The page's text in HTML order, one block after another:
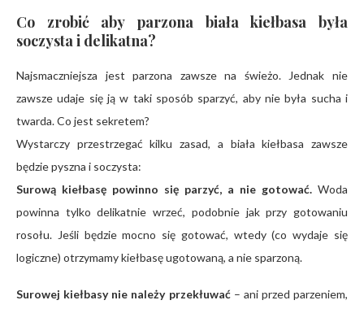
Co zrobić aby parzona biała kiełbasa była
soczysta i delikatna?
Najsmaczniejsza jest parzona zawsze na świeżo. Jednak nie
zawsze udaje się ją w taki sposób sparzyć, aby nie była sucha i
twarda. Co jest sekretem?
Wystarczy przestrzegać kilku zasad, a biała kiełbasa zawsze
będzie pyszna i soczysta:
Surową kiełbasę powinno się parzyć, a nie gotować. Woda
powinna tylko delikatnie wrzeć, podobnie jak przy gotowaniu
rosołu. Jeśli będzie mocno się gotować, wtedy (co wydaje się
logiczne) otrzymamy kiełbasę ugotowaną, a nie sparzoną.
Surowej kiełbasy nie należy przekłuwać– ani przed parzeniem,